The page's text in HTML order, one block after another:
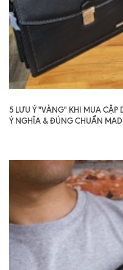
5 LƯU Ý "VÀNG" KHI MUA CẶP
Ý NGHĨA & ĐÚNG CHUẨN